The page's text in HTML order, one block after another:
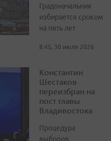
Градоначальник
избирается сроком
на пять лет
8:45, 30 июля 2026
Константин
Шестаков
переизбран на
пост главы
Владивостока
Процедура
выборов